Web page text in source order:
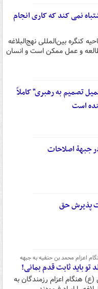
نمی کند که کاری انجام
کنگره بین‌المللی نهج‌البلاغه
و عمل ممکن است و انسان
تصمیم به رهبری" کاملاً
است
جبههٔ اصلاحات
پذیرش حق
اعزام محمد بن حنفیه به جبهه
تو باید ثابت قدم بمانی!
هنگام اعزام رزمندگان به